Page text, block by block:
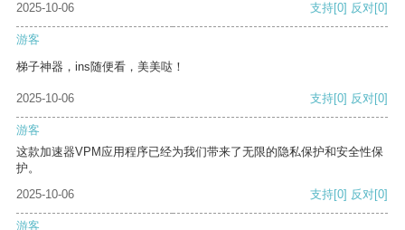
2025-10-06 支持[0] 反对[0]
游客
梯子神器，ins随便看，美美哒！
2025-10-06 支持[0] 反对[0]
游客
这款加速器VPM应用程序已经为我们带来了无限的隐私保护和安全性保
护。
2025-10-06
支持[0] 反对[0]
游客